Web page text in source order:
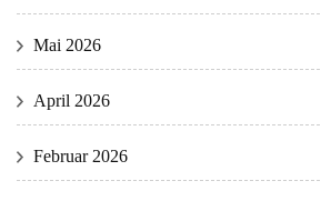
Mai 2026
April 2026
Februar 2026